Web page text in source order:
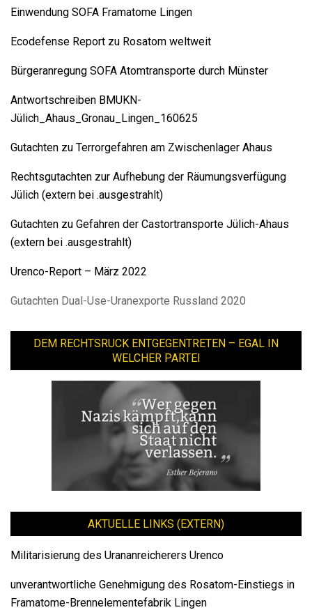
Einwendung SOFA Framatome Lingen
Ecodefense Report zu Rosatom weltweit
Bürgeranregung SOFA Atomtransporte durch Münster
Antwortschreiben BMUKN-
Jülich_Ahaus_Gronau_Lingen_160625
Gutachten zu Terrorgefahren am Zwischenlager Ahaus
Rechtsgutachten zur Aufhebung der Räumungsverfügung
Jülich (extern bei .ausgestrahlt)
Gutachten zu Gefahren der Castortransporte Jülich-Ahaus
(extern bei .ausgestrahlt)
Urenco-Report – März 2022
Gutachten Dual-Use-Uranexporte Russland 2020
DEM RECHTSRUCK ENTGEGENTRETEN – EGAL IN
WELCHER PARTEI
AKTUELLE LINKS (EXTERN)
Militarisierung des Urananreicherers Urenco
unverantwortliche Genehmigung des Rosatom-Einstiegs in
Framatome-Brennelementefabrik Lingen